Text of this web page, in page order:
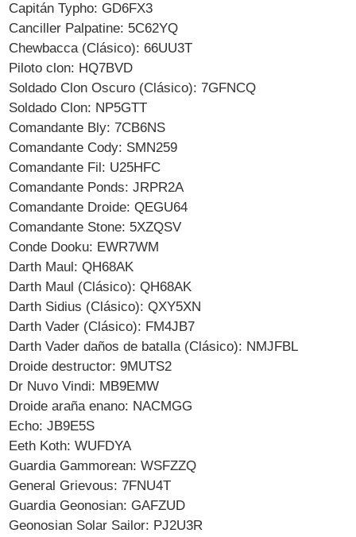
Capitán Typho: GD6FX3
Canciller Palpatine: 5C62YQ
Chewbacca (Clásico): 66UU3T
Piloto clon: HQ7BVD
Soldado Clon Oscuro (Clásico): 7GFNCQ
Soldado Clon: NP5GTT
Comandante Bly: 7CB6NS
Comandante Cody: SMN259
Comandante Fil: U25HFC
Comandante Ponds: JRPR2A
Comandante Droide: QEGU64
Comandante Stone: 5XZQSV
Conde Dooku: EWR7WM
Darth Maul: QH68AK
Darth Maul (Clásico): QH68AK
Darth Sidius (Clásico): QXY5XN
Darth Vader (Clásico): FM4JB7
Darth Vader daños de batalla (Clásico): NMJFBL
Droide destructor: 9MUTS2
Dr Nuvo Vindi: MB9EMW
Droide araña enano: NACMGG
Echo: JB9E5S
Eeth Koth: WUFDYA
Guardia Gammorean: WSFZZQ
General Grievous: 7FNU4T
Guardia Geonosian: GAFZUD
Geonosian Solar Sailor: PJ2U3R